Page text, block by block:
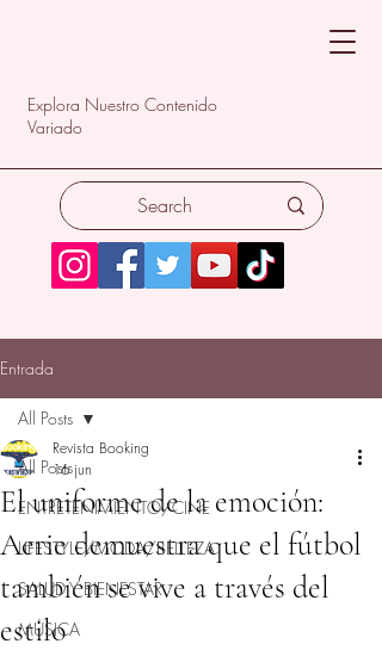
Explora Nuestro Contenido
Variado
Entrada
All Posts
ENTRETENIMIENTO/CINE
LIFESTYLE/MODA/BELLEZA
SALUD Y BIENESTAR
MÚSICA
All Posts
El uniforme de la emoción:
Aerie demuestra que el fútbol
también se vive a través del
estilo
Revista Booking
16 jun